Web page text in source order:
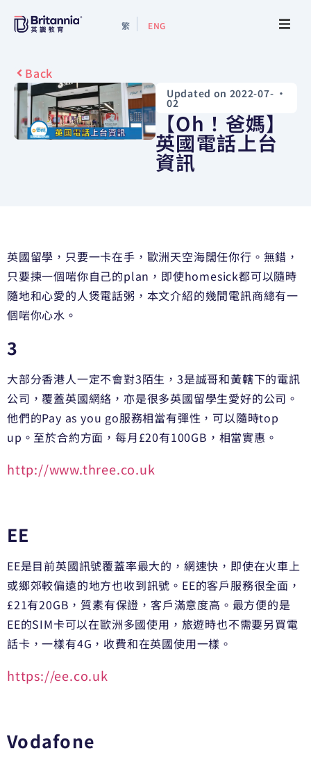
繁 ENG
Events
Study Guide
Study Info
Contact Us
Back
Updated on 2022-07-
02
•
【Oh！爸媽】
英國電話上台
資訊
英國留學，只要一卡在手，歐洲天空海闊任你行。無錯，
只要揀一個啱你自己的plan， 即使homesick都可以隨時
隨地和心愛的人煲電話粥， 本文介紹的幾間電訊商總有一
個啱你心水。
3
大部分香港人一定不會對3陌生，3是誠哥和黃轄下的電訊
公司，覆蓋英國網絡，亦是很多英國留學生愛好的公司。
他們的Pay as you go服務相當有彈性，可以隨時top
up。至於合約方面，每月£20有100GB，相當實惠。
http://www.three.co.uk
EE
EE是目前英國訊號覆蓋率最大的，網速快，即使在火車上
或鄉郊較偏遠的地方也收到訊號。EE的客戶服務很全面，
£21有20GB，質素有保證，客戶滿意度高。最方便的是
EE的SIM卡可以在歐洲多國使用，旅遊時也不需要另買電
話卡，一樣有4G，收費和在英國使用一樣。
https://ee.co.uk
Vodafone